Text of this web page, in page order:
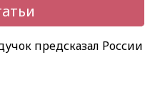
предсказал России